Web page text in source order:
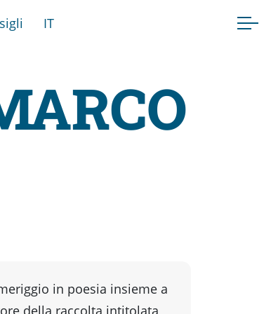
IT
in poesia insieme a
della raccolta intitolata